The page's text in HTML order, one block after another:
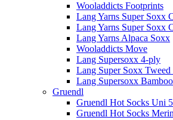
Wooladdicts Footprints
Lang Yarns Super Soxx
Lang Yarns Super Soxx
Lang Yarns Alpaca Soxx
Wooladdicts Move
Lang Supersoxx 4-ply
Lang Super Soxx
Lang Supersoxx
Gruendl
Gruendl Hot Socks Uni
Gruendl Hot Socks